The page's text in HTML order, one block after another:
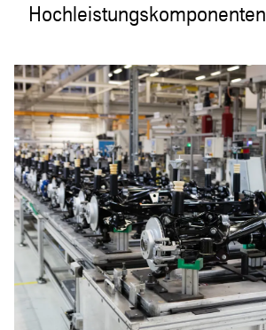
Hochleistungskomponenten